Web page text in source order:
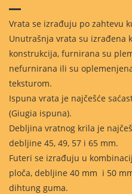
Vrata se izrađuju po zahtevu
Unutrašnja vrata su izrađena
konstrukcija, furnirana su
nefurnirana ili su
teksturom.
Ispuna vrata je najčešće
(Giugia ispuna).
Debljina vratnog krila je
debljine 45, 49, 57 i 65 mm.
Futeri se izrađuju u
ploča, debljine 40 mm i 50
dihtung guma.